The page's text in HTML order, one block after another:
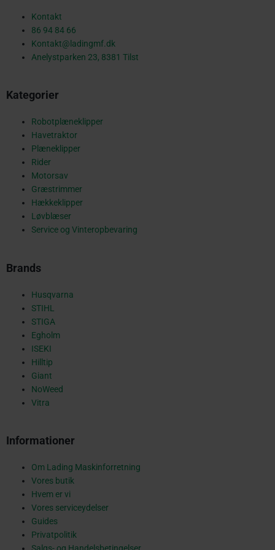
b
k
a
Kontakt
86 94 84 66
Kontakt@ladingmf.dk
Anelystparken 23, 8381 Tilst
Kategorier
Robotplæneklipper
Havetraktor
Plæneklipper
Rider
Motorsav
Græstrimmer
Hækkeklipper
Løvblæser
Service og Vinteropbevaring
Brands
Husqvarna
STIHL
STIGA
Egholm
ISEKI
Hilltip
Giant
NoWeed
Vitra
Informationer
Om Lading Maskinforretning
Vores butik
Hvem er vi
Vores serviceydelser
Guides
Privatpolitik